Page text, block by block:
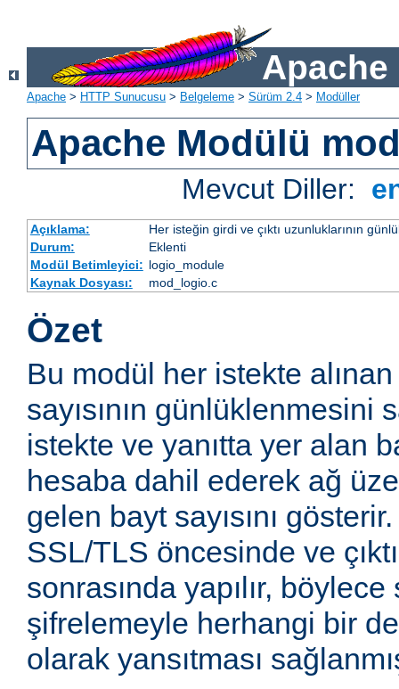
Apache
Apache > HTTP Sunucusu > Belgeleme > Sürüm 2.4 > Modüller
Apache Modülü
Mevcut Diller:
Açıklama:
Her isteğin girdi ve çıktı uzunluklarının
Durum:
Eklenti
Modül Betimleyici: logio_module
Kaynak Dosyası:
mod_logio.c
Özet
Bu modül her istekte
sayısının günlüklenmesini
istekte ve yanıtta yer alan
hesaba dahil ederek ağ
gelen bayt sayısını
SSL/TLS öncesinde ve
sonrasında yapılır, böylece
şifrelemeyle herhangi bir
olarak yansıtması